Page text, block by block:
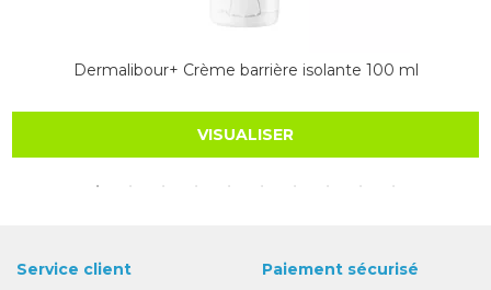
Dermalibour+ Crème barrière isolante 100 ml
VISUALISER
Service client Paiement sécurisé